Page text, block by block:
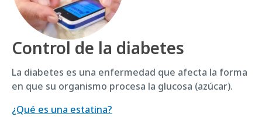
Control de la diabetes
La diabetes es una enfermedad que afecta la forma
en que su organismo procesa la glucosa (azúcar).
¿Qué es una estatina?